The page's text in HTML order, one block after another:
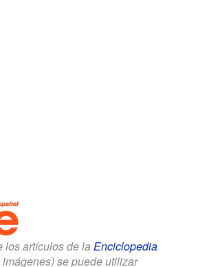
los artículos de la Enciclopedia
se puede utilizar